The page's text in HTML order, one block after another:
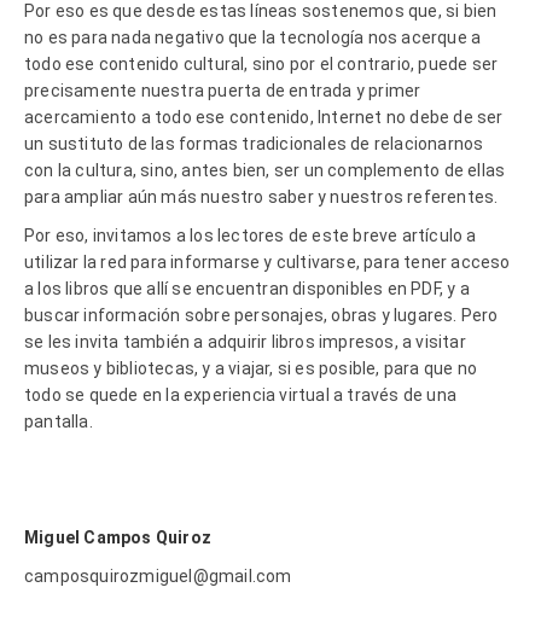
Por eso es que desde estas líneas sostenemos que, si bien
no es para nada negativo que la tecnología nos acerque a
todo ese contenido cultural, sino por el contrario, puede ser
precisamente nuestra puerta de entrada y primer
acercamiento a todo ese contenido, Internet no debe de ser
un sustituto de las formas tradicionales de relacionarnos
con la cultura, sino, antes bien, ser un complemento de ellas
para ampliar aún más nuestro saber y nuestros referentes.
Por eso, invitamos a los lectores de este breve artículo a
utilizar la red para informarse y cultivarse, para tener acceso
a los libros que allí se encuentran disponibles en PDF, y a
buscar información sobre personajes, obras y lugares. Pero
se les invita también a adquirir libros impresos, a visitar
museos y bibliotecas, y a viajar, si es posible, para que no
todo se quede en la experiencia virtual a través de una
pantalla.
Miguel Campos Quiroz
camposquirozmiguel@gmail.com